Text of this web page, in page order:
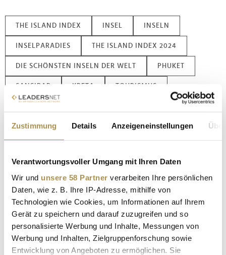
Zustimmung Details Anzeigeneinstellungen
Verantwortungsvoller Umgang mit Ihren Daten
Wir und unsere 58 Partner verarbeiten Ihre persönlichen
Daten, wie z. B. Ihre IP-Adresse, mithilfe von
Technologien wie Cookies, um Informationen auf Ihrem
Gerät zu speichern und darauf zuzugreifen und so
personalisierte Werbung und Inhalte, Messungen von
Werbung und Inhalten, Zielgruppenforschung sowie
Entwicklung von Angeboten zu ermöglichen. Sie
THE ISLAND INDEX INSEL INSELN
INSELPARADIES THE ISLAND INDEX 2024
DIE SCHÖNSTEN INSELN DER WELT PHUKET
SANSIBAR KRETA TOURISMUS
MAURITIUS ARUBA BALI IBIZA
Kommentar veröffentlichen
Autor:*
Kommentar: